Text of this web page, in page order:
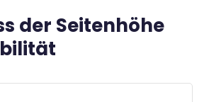
der Seitenhöhe